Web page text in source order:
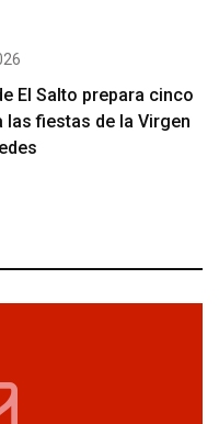
El Salto prepara cinco
las fiestas de la Virgen